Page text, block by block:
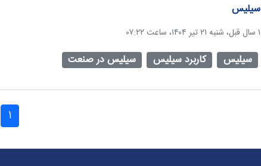
سیلیس
‫۱ سال قبل، شنبه ۲۱ تیر ۱۴۰۴، ساعت ۰۷:۲۲
سیلیس کاربرد سیلیس سیلیس در صنعت
1